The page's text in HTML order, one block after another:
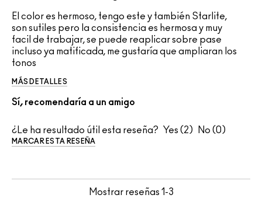
El color es hermoso, tengo este y también Starlite,
son sutiles pero la consistencia es hermosa y muy
facil de trabajar, se puede reaplicar sobre pase
incluso ya matificada, me gustaría que ampliaran los
tonos
MÁS DETALLES
Sí, recomendaría a un amigo
¿Le ha resultado útil esta reseña? 2 0
MARCAR ESTA RESEÑA
Mostrar reseñas 1-3